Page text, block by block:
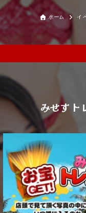
ホーム イ
みせすト